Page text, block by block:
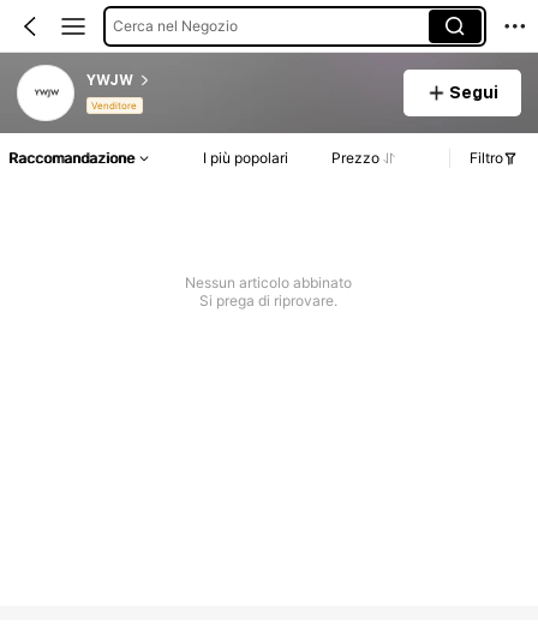
Cerca nel Negozio
YWJW
Venditore
Segui
Raccomandazione I più popolari Prezzo Filtro
Nessun articolo abbinato
Si prega di riprovare.